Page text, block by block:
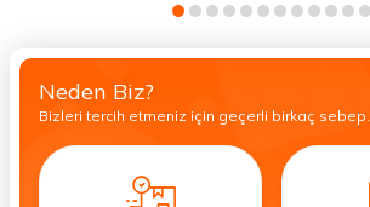
Neden Biz?
Bizleri tercih etmeniz için geçerli birkaç sebep.